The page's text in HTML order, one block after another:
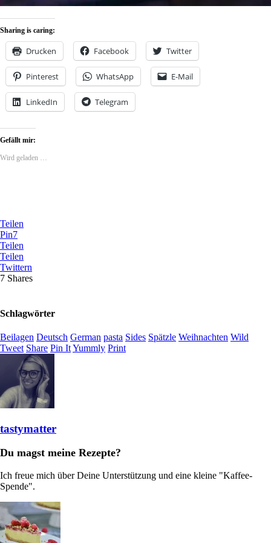
Sharing is caring:
Drucken Facebook Twitter
Pinterest WhatsApp E-Mail
LinkedIn Telegram
Gefällt mir:
Wird geladen …
Teilen
Pin7
Teilen
Teilen
Twittern
7 Shares
Schlagwörter
Beilagen Deutsch German pasta Sides Spätzle Weihnachten Wild
Tweet Share Pin ItYummly Print
tastymatter
Du magst meine Rezepte?
Ich freue mich über Deine Unterstützung und eine kleine "Kaffee-
Spende".